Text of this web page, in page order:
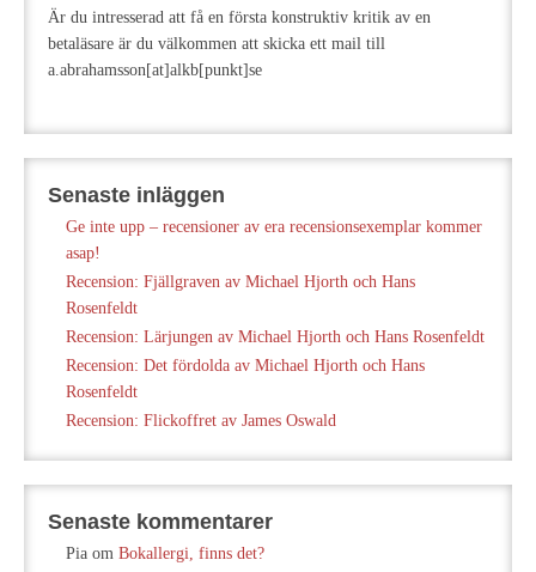
Är du intresserad att få en första konstruktiv kritik av en
betaläsare är du välkommen att skicka ett mail till
a.abrahamsson[at]alkb[punkt]se
Senaste inläggen
Ge inte upp – recensioner av era recensionsexemplar kommer
asap!
Recension: Fjällgraven av Michael Hjorth och Hans
Rosenfeldt
Recension: Lärjungen av Michael Hjorth och Hans Rosenfeldt
Recension: Det fördolda av Michael Hjorth och Hans
Rosenfeldt
Recension: Flickoffret av James Oswald
Senaste kommentarer
Pia om Bokallergi, finns det?